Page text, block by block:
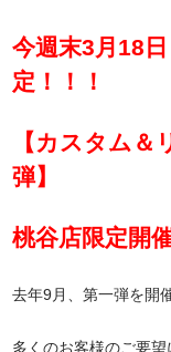
今週末3月18
定！！！
【カスタム
弾】
桃谷店限定開
去年9月、第一弾を開
多くのお客様のご要望